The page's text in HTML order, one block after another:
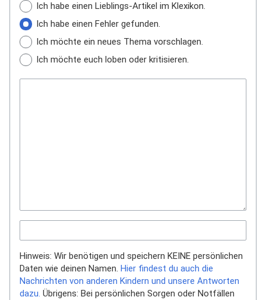
Ich habe einen Lieblings-Artikel im Klexikon.
Ich habe einen Fehler gefunden.
Ich möchte ein neues Thema vorschlagen.
Ich möchte euch loben oder kritisieren.
Hinweis: Wir benötigen und speichern KEINE persönlichen
Daten wie deinen Namen. Hier findest du auch die
Nachrichten von anderen Kindern und unsere Antworten
dazu. Übrigens: Bei persönlichen Sorgen oder Notfällen